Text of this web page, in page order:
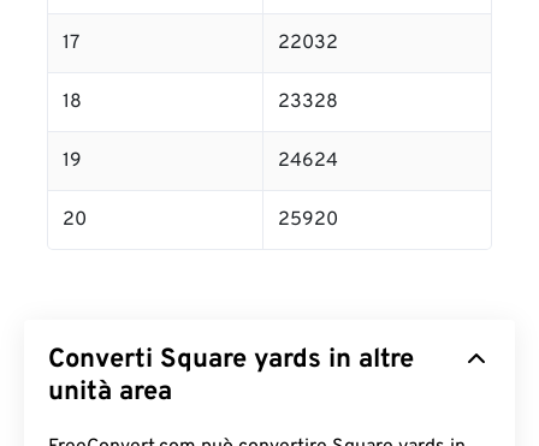
17 22032
18 23328
19 24624
20 25920
Converti Square yards in altre
unità area